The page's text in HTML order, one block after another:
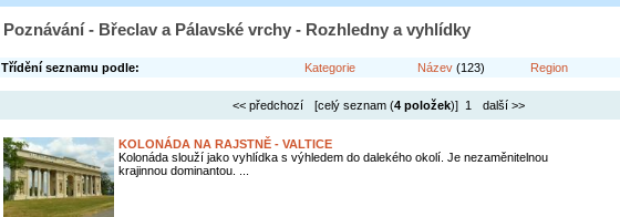
Poznávání - Břeclav a Pálavské vrchy - Rozhledny a vyhlídky
Třídění seznamu podle: Kategorie Název(123) Region
<< předchozí [celý seznam (4 položek)] 1 další >>
KOLONÁDA NA RAJSTNĚ - VALTICE
Kolonáda slouží jako vyhlídka s výhledem do dalekého okolí. Je nezaměnitelnou
krajinnou dominantou. ...